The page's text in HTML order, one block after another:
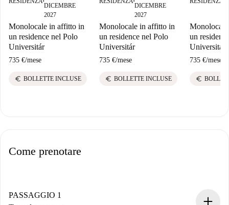
■
DICEMBRE
2027
Monolocale in affitto in
un residence nel Polo
Universitár
735 €/mese
euro BOLLETTE INCLUSE
■
DICEMBRE
2027
Monolocale in affitto in
un residence nel Polo
Universitár
735 €/mese
euro BOLLETTE INCLUSE
un
Universitár
735 €/mese
euro
Come prenotare
PASSAGGIO 1